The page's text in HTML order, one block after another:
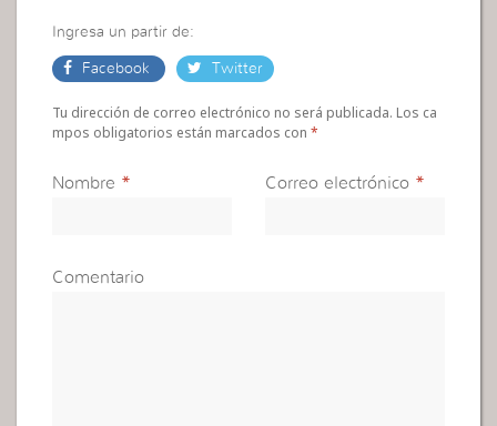
Ingresa un partir de:
Facebook Twitter
Tu dirección de correo electrónico no será publicada. Los ca
mpos obligatorios están marcados con*
Nombre * Correo electrónico *
Comentario